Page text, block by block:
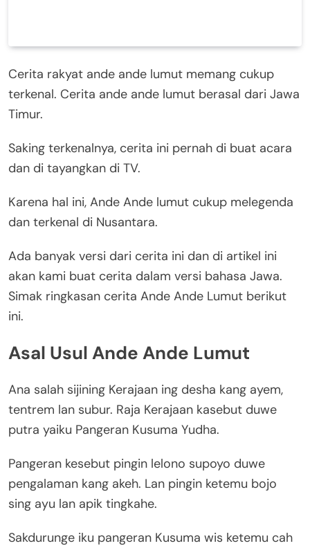
Cerita rakyat ande ande lumut memang cukup
terkenal. Cerita ande ande lumut berasal dari Jawa
Timur.
Saking terkenalnya, cerita ini pernah di buat acara
dan di tayangkan di TV.
Karena hal ini, Ande Ande lumut cukup melegenda
dan terkenal di Nusantara.
Ada banyak versi dari cerita ini dan di artikel ini
akan kami buat cerita dalam versi bahasa Jawa.
Simak ringkasan cerita Ande Ande Lumut berikut
ini.
Asal Usul Ande Ande Lumut
Ana salah sijining Kerajaan ing desha kang ayem,
tentrem lan subur. Raja Kerajaan kasebut duwe
putra yaiku Pangeran Kusuma Yudha.
Pangeran kesebut pingin lelono supoyo duwe
pengalaman kang akeh. Lan pingin ketemu bojo
sing ayu lan apik tingkahe.
Sakdurunge iku pangeran Kusuma wis ketemu cah